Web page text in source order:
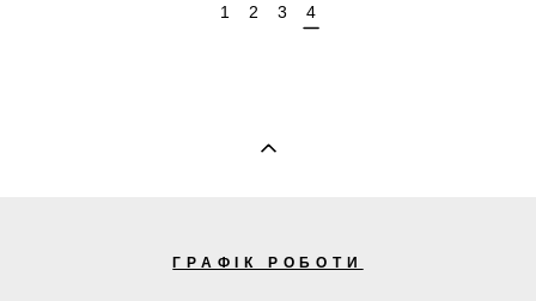
1 2 3 4
ГРАФІК РОБОТИ